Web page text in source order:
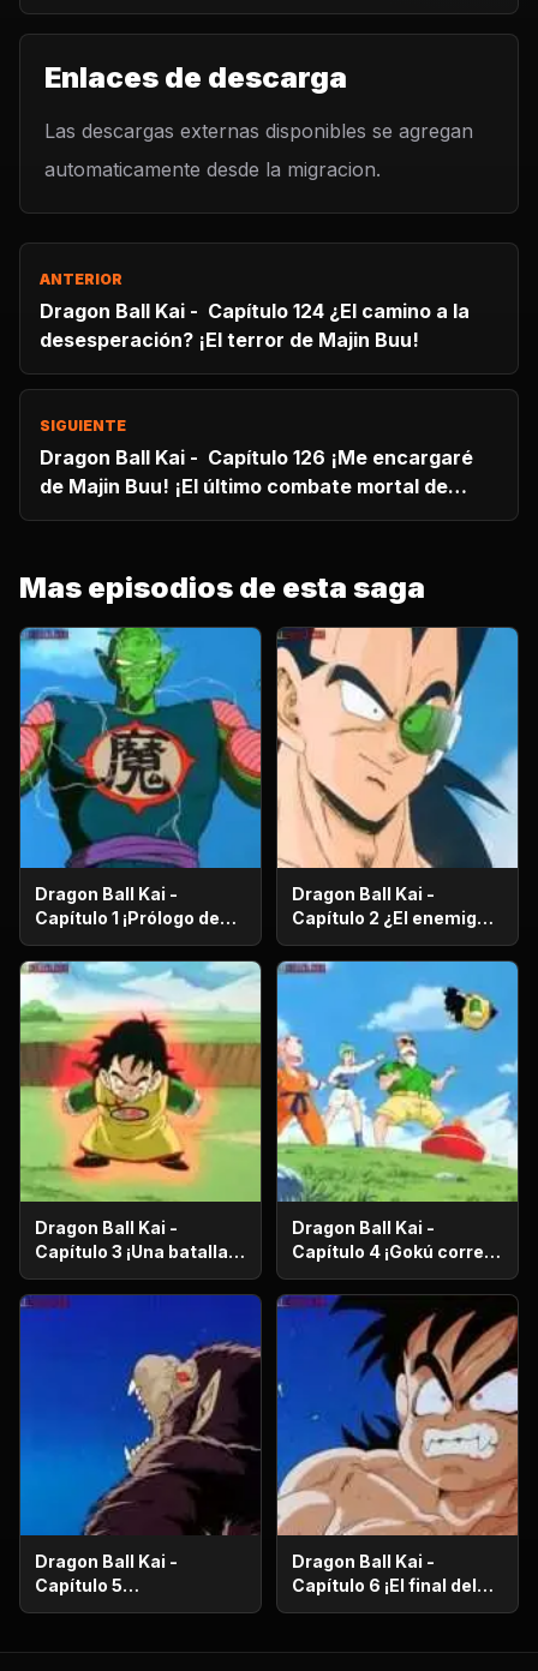
Enlaces de descarga
Las descargas externas disponibles se agregan
automaticamente desde la migracion.
ANTERIOR
Dragon Ball Kai - Capítulo 124 ¿El camino a la
desesperación? ¡El terror de Majin Buu!
SIGUIENTE
Dragon Ball Kai - Capítulo 126 ¡Me encargaré
de Majin Buu! ¡El último combate mortal de
Vegeta!
Mas episodios de esta saga
Dragon Ball Kai -
Capítulo 1 ¡Prólogo de
batalla! ¡El regreso de
Gokú!
Dragon Ball Kai -
Capítulo 2 ¿El enemigo
es el hermano mayor de
Gokú? ¡El secreto de los
poderosos guerreros
Dragon Ball Kai -
Capítulo 3 ¡Una batalla
de vida o muerte! ¡El
ataque desesperado de
Dragon Ball Kai -
Capítulo 4 ¡Gokú corre
en el más allá! ¡El
camino de la serpiente
de un millón de
kilómetros!
Dragon Ball Kai -
Capítulo 5
¡Supervivencia en el
luna llena despierta a
Dragon Ball Kai -
Capítulo 6 ¡El final del
camino de la serpiente!
Kaio-Sama!